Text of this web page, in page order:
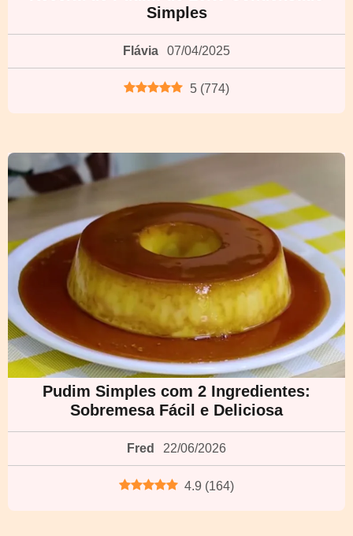
Simples
Flávia 07/04/2025
5 (774)
Pudim Simples com 2 Ingredientes:
Sobremesa Fácil e Deliciosa
Fred 22/06/2026
4.9 (164)